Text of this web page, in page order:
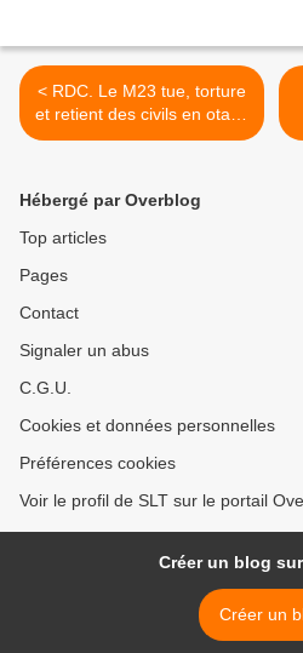
< RDC. Le M23 tue, torture
et retient des civils en otage
dans des lieux de détention
Hébergé par Overblog
Top articles
Pages
Contact
Signaler un abus
C.G.U.
Cookies et données personnelles
Préférences cookies
Voir le profil de SLT sur le portail
Créer un blog
Créer un